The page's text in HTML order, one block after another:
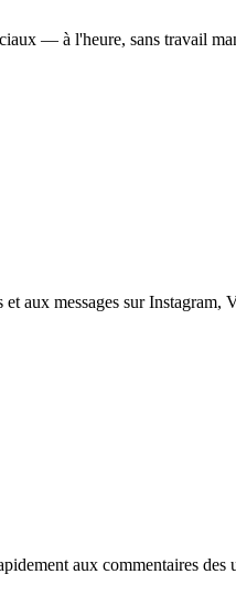
— à l'heure, sans travail
aux messages sur
aux commentaires des